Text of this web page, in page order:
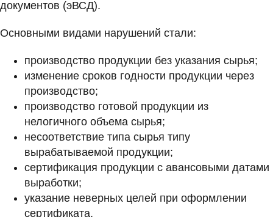
документов (эВСД).
Основными видами нарушений стали:
производство продукции без указания сырья;
изменение сроков годности продукции через
производство;
производство готовой продукции из
нелогичного объема сырья;
несоответствие типа сырья типу
вырабатываемой продукции;
сертификация продукции с авансовыми датами
выработки;
указание неверных целей при оформлении
сертификата.